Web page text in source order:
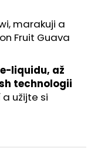
marakuji a
Fruit Guava
liquidu, až
technologii
užijte si